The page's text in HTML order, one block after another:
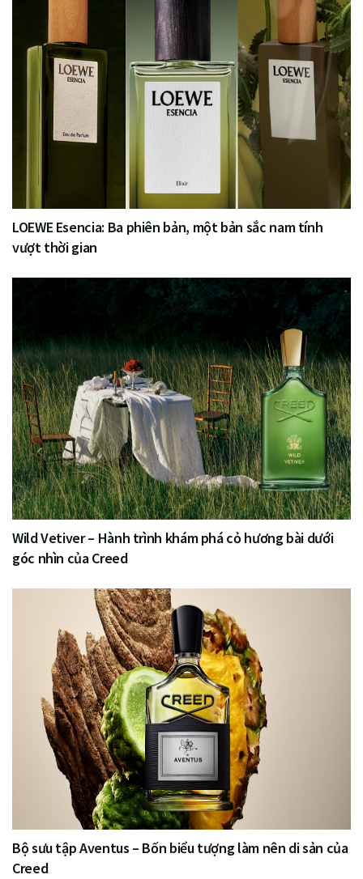
LOEWE Esencia: Ba phiên bản, một bản sắc nam tính
vượt thời gian
Wild Vetiver – Hành trình khám phá cỏ hương bài dưới
góc nhìn của Creed
Bộ sưu tập Aventus – Bốn biểu tượng làm nên di sản của
Creed